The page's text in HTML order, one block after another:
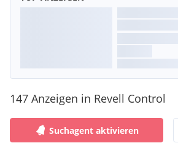
147 Anzeigen in Revell Control
Suchagent aktivieren